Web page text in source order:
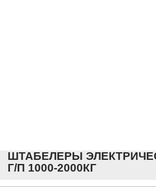
ШТАБЕЛЕРЫ
Г/П 1000-2000КГ